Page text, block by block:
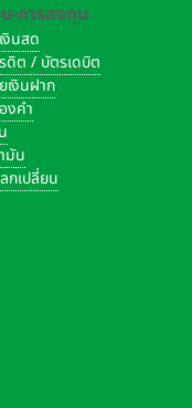
น-การลงทุน
งินสด
ดิต / บัตรเดบิต
เงินฝาก
งคำ
มัน
กเปลี่ยน